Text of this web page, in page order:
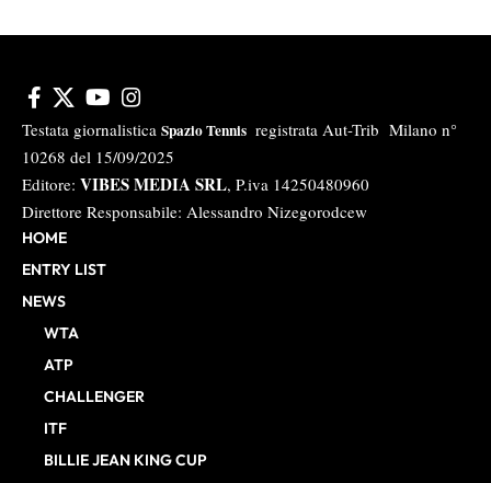
Testata giornalistica Spazio Tennis registrata Aut-Trib Milano n°
10268 del 15/09/2025
Editore: VIBES MEDIA SRL, P.iva 14250480960
Direttore Responsabile: Alessandro Nizegorodcew
HOME
ENTRY LIST
NEWS
WTA
ATP
CHALLENGER
ITF
BILLIE JEAN KING CUP